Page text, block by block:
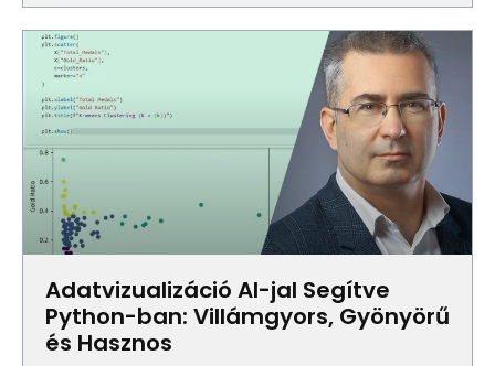
Adatvizualizáció AI-jal Segítve
Python-ban: Villámgyors, Gyönyörű
és Hasznos